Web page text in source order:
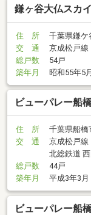
鎌ヶ谷大仏スカ
住 所
千葉県鎌ケ
交 通
京成松戸線
総戸数
54戸
築年月
昭和55年5月
ビューパレー船
住 所
千葉県船橋
交 通
京成松戸線
北総鉄道
総戸数
44戸
築年月
平成3年3月
ビューパレー船